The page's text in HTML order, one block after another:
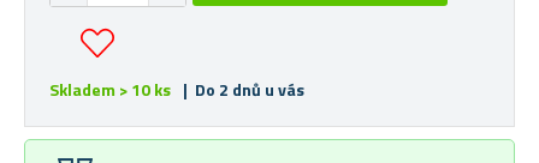
Skladem > 10 ks | Do 2 dnů u vás